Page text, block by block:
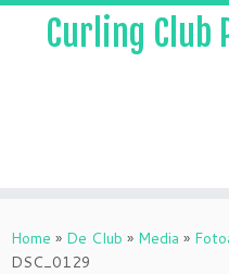
to
content
Curling Club
Home » De Club » Media »
DSC_0129